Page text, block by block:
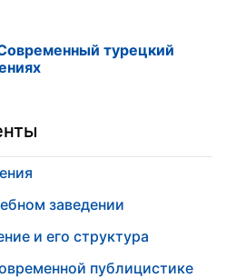
турецкий
заведении
и его структура
публицистике